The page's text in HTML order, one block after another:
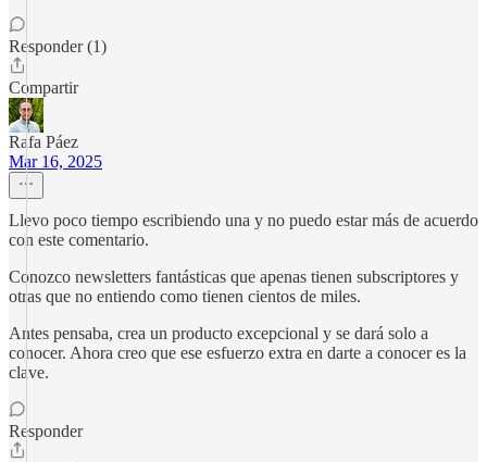
Responder (1)
Compartir
Rafa Páez
Mar 16, 2025
Llevo poco tiempo escribiendo una y no puedo estar más de acuerdo
con este comentario.
Conozco newsletters fantásticas que apenas tienen subscriptores y
otras que no entiendo como tienen cientos de miles.
Antes pensaba, crea un producto excepcional y se dará solo a
conocer. Ahora creo que ese esfuerzo extra en darte a conocer es la
clave.
Responder